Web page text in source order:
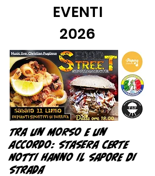
EVENTI
2026
Tra un morso e un
accordo: stasera Certe
Notti hanno il sapore di
strada